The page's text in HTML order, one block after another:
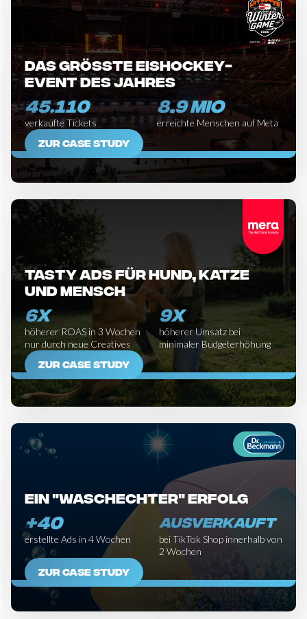
Das grösste eishockey-
event des jahres
45.110
verkaufte Tickets
8,9 MIO
erreichte Menschen auf Meta
ZUR CASE STUDY
Tasty ads für hund, katze
und mensch
6X
höherer ROAS in 3 Wochen
nur durch neue Creatives
9X
höherer Umsatz bei
minimaler Budgeterhöhung
ZUR CASE STUDY
Ein "waschechter" Erfolg
+40
erstellte Ads in 4 Wochen
AUSVERKAUFT
bei TikTok Shop innerhalb von
2 Wochen
ZUR CASE STUDY